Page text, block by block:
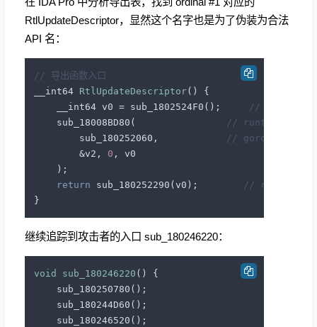
RtlUpdateDescriptor，显然这个名字也是为了伪装为合法
API 名：
// 导出函数入口
__int64 RtlUpdateDescriptor()
{
    __int64 v0 = sub_1802524F0();
// Go
    sub_18008BD80(
//
        sub_180252060,
// goroutine 函数
        &v2,
0 , v0
    );
return sub_180252290(v0); //
继续追踪到攻击者的入口 sub_180246220：
void sub_180246220()
{
    sub_180250780();
    sub_180244D60();
    sub_180246520();